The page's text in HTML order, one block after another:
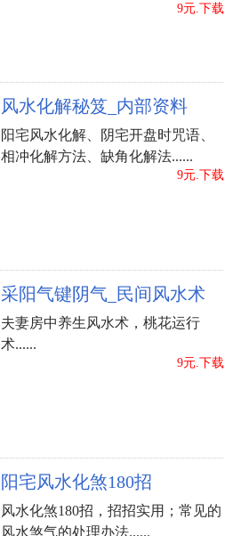
9元.下载
风水化解秘笈_内部资料
阳宅风水化解、阴宅开盘时咒语、
相冲化解方法、缺角化解法......
9元.下载
采阳气键阴气_民间风水术
夫妻房中养生风水术，桃花运行
术......
9元.下载
阳宅风水化煞180招
风水化煞180招，招招实用；常见的
风水煞气的处理办法......